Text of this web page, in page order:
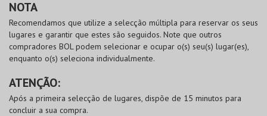
NOTA
Recomendamos que utilize a selecção múltipla para reservar os seus
lugares e garantir que estes são seguidos. Note que outros
compradores BOLpodem selecionar e ocupar o(s) seu(s) lugar(es),
enquanto o(s) seleciona individualmente.
ATENÇÃO:
Após a primeira selecção de lugares, dispõe de 15 minutos para
concluir a sua compra.